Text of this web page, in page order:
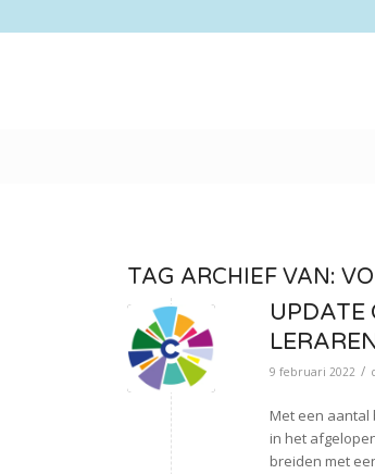
TAG ARCHIEF VAN:VO
UPDATE
9 februari 2022 /
Met een
in het
breiden met